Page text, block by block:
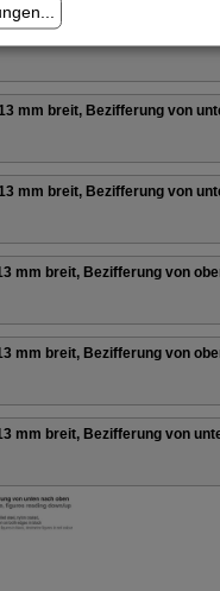
mm breit, Bezifferung von
mm breit, Bezifferung von
mm breit, Bezifferung von
mm breit, Bezifferung von
mm breit, Bezifferung von
mm breit, Bezifferung von
...